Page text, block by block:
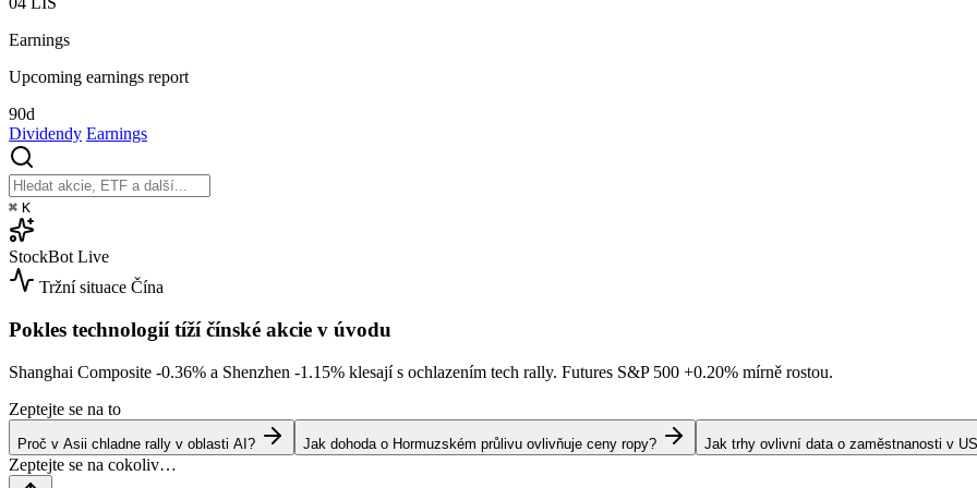
Earnings
Upcoming earnings report
90d
Dividendy Earnings
⌘ K
StockBot Live
Tržní situace Čína
Pokles technologií tíží čínské akcie v úvodu
Shanghai Composite -0.36% a Shenzhen -1.15% klesají s ochlazením tech rally. Futures S&P 500 +0.20% mírně rostou.
Zeptejte se na to
Proč v Asii chladne rally v oblasti AI? Jak dohoda o Hormuzském průlivu ovlivňuje ceny ropy? Jak trhy ovlivní data o zaměstnanosti v